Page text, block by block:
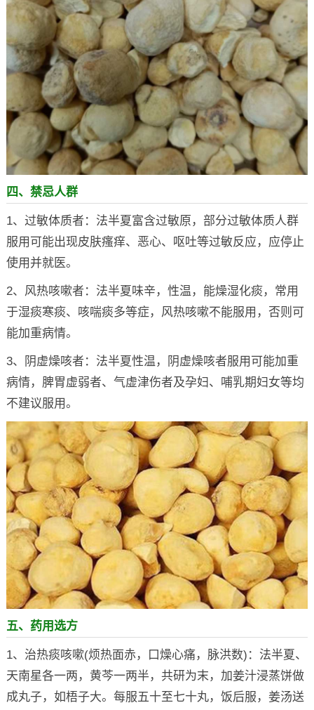
四、禁忌人群
1、过敏体质者：法半夏富含过敏原，部分过敏体质人群
服用可能出现皮肤瘙痒、恶心、呕吐等过敏反应，应停止
使用并就医。
2、风热咳嗽者：法半夏味辛，性温，能燥湿化痰，常用
于湿痰寒痰、咳喘痰多等症，风热咳嗽不能服用，否则可
能加重病情。
3、阴虚燥咳者：法半夏性温，阴虚燥咳者服用可能加重
病情，脾胃虚弱者、气虚津伤者及孕妇、哺乳期妇女等均
不建议服用。
五、药用选方
1、治热痰咳嗽(烦热面赤，口燥心痛，脉洪数)：法半夏、
天南星各一两，黄芩一两半，共研为末，加姜汁浸蒸饼做
成丸子，如梧子大。每服五十至七十丸，饭后服，姜汤送